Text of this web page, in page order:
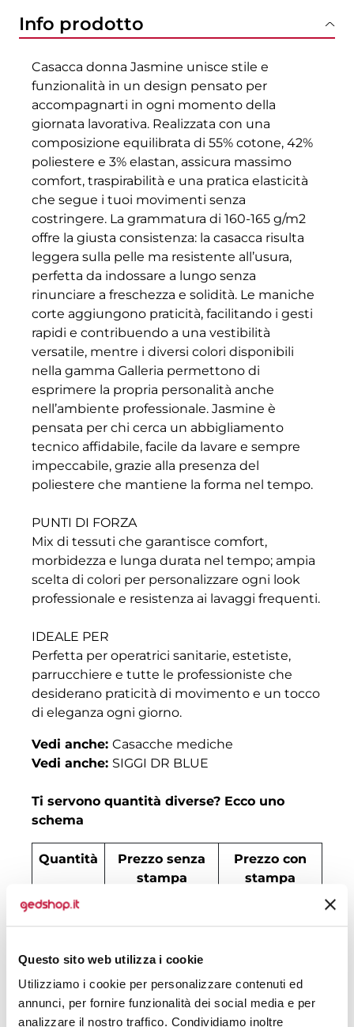
Questo sito web utilizza i cookie
Utilizziamo i cookie per personalizzare contenuti ed
annunci, per fornire funzionalità dei social media e per
analizzare il nostro traffico. Condividiamo inoltre
Info prodotto
Casacca donna Jasmine unisce stile e
funzionalità in un design pensato per
accompagnarti in ogni momento della
giornata lavorativa. Realizzata con una
composizione equilibrata di 55% cotone, 42%
poliestere e 3% elastan, assicura massimo
comfort, traspirabilità e una pratica elasticità
che segue i tuoi movimenti senza
costringere. La grammatura di 160-165 g/m2
offre la giusta consistenza: la casacca risulta
leggera sulla pelle ma resistente all’usura,
perfetta da indossare a lungo senza
rinunciare a freschezza e solidità. Le maniche
corte aggiungono praticità, facilitando i gesti
rapidi e contribuendo a una vestibilità
versatile, mentre i diversi colori disponibili
nella gamma Galleria permettono di
esprimere la propria personalità anche
nell’ambiente professionale. Jasmine è
pensata per chi cerca un abbigliamento
tecnico affidabile, facile da lavare e sempre
impeccabile, grazie alla presenza del
poliestere che mantiene la forma nel tempo.
PUNTI DI FORZA
Mix di tessuti che garantisce comfort,
morbidezza e lunga durata nel tempo; ampia
scelta di colori per personalizzare ogni look
professionale e resistenza ai lavaggi frequenti.
IDEALE PER
Perfetta per operatrici sanitarie, estetiste,
parrucchiere e tutte le professioniste che
desiderano praticità di movimento e un tocco
di eleganza ogni giorno.
Vedi anche: Casacche mediche
Vedi anche: SIGGI DR BLUE
Ti servono quantità diverse? Ecco uno
schema
Quantità
Prezzo senza
stampa
Prezzo con
stampa
30
200 € 17,00 € 18,19